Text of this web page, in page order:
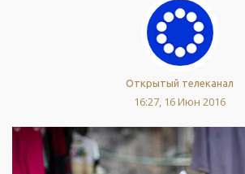
Открытый телеканал
16:27, 16 Июн 2016